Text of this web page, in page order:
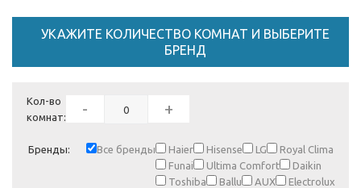
УКАЖИТЕ КОЛИЧЕСТВО КОМНАТ И ВЫБЕРИТЕ
БРЕНД
Кол-во
комнат:
- +
Бренды: Все бренды Haier Hisense LG
Royal Clima
Funai
Ultima Comfort
Daikin
Toshiba
Ballu AUX
Electrolux